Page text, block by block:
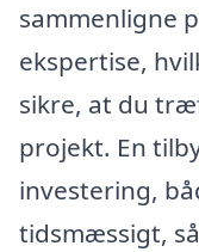
sammenligne
ekspertise,
sikre, at du
projekt. En
investering,
tidsmæssigt,